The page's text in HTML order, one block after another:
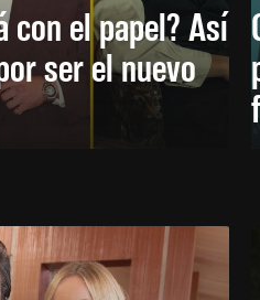
con el papel? Así
ser el nuevo